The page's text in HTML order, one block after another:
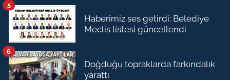
Haberimiz ses getirdi: Belediye
Meclis listesi güncellendi
5
Doğduğu topraklarda farkındalık
yarattı
6